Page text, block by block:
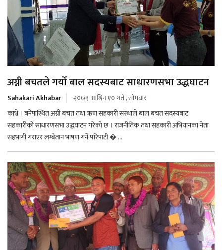
अग्नी बचतले गर्यो बाल सदस्यबाट साधारणसभा उद्धघाटन
Sahakari Akhabar
२०७९ आश्विन १० गते , सोमवार
काभ्रे । बनेपास्थित अग्नी बचत तथा ऋण सहकारी संस्थाले बाल बचत सदस्यबाट
सहकारीको साधारणसभा उद्धघाटन गरेको छ । राजनीतिक तथा सहकारी अभियानका नेता
सहभागी गराएर लम्बेतान भाषण गर्ने परिपाटी � ...